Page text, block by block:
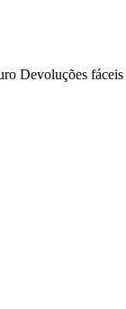
Devoluções fáceis